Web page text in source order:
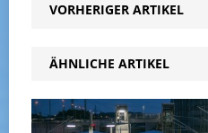
VORHERIGER ARTIKEL
ÄHNLICHE ARTIKEL